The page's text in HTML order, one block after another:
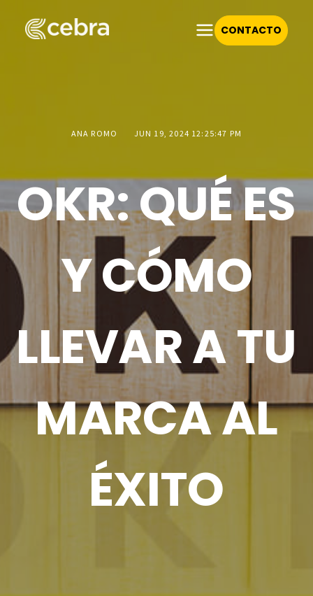
CONTACTO
ANA ROMO JUN 19, 2024 12:25:47 PM
OKR: QUÉ ES
Y CÓMO
LLEVAR A TU
MARCA AL
ÉXITO